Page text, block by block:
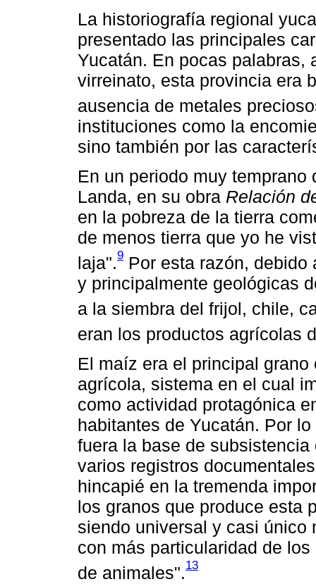
La historiografía regional
presentado las principales
Yucatán. En pocas palabras,
virreinato, esta provincia era
ausencia de metales
instituciones como la
sino también por las
En un periodo muy
Landa, en su obra Relación
en la pobreza de la tierra
de menos tierra que yo he
laja".9 Por esta razón,
y principalmente geológicas
a la siembra del frijol, chile,
eran los productos agrícolas
El maíz era el principal
agrícola, sistema en el cual
como actividad protagónica
habitantes de Yucatán. Por
fuera la base de
varios registros
hincapié en la tremenda
los granos que produce esta
siendo universal y casi único
con más particularidad de
de animales".13